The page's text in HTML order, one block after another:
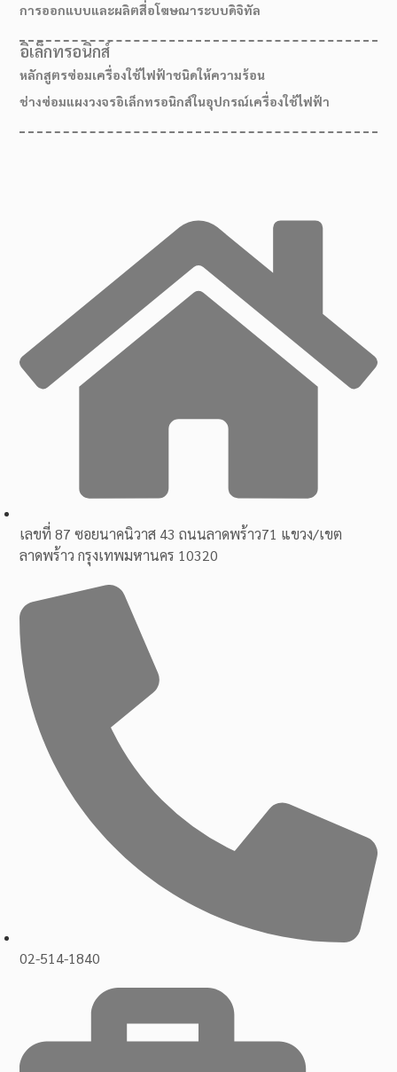
เลขที่ 87 ซอยนาคนิวาส 43 ถนนลาดพร้าว71 แขวง/เขต
ลาดพร้าว กรุงเทพมหานคร 10320
02-514-1840
การออกแบบและผลิตสื่อโฆษณาระบบดิจิทัล
อิเล็กทรอนิกส์
หลักสูตรซ่อมเครื่องใช้ไฟฟ้าชนิดให้ความร้อน
ช่างซ่อมแผงวงจรอิเล็กทรอนิกส์ในอุปกรณ์เครื่องใช้ไฟฟ้า